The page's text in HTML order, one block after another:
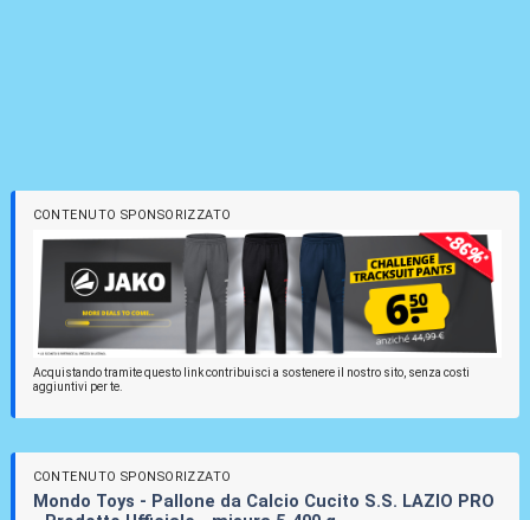
CONTENUTO SPONSORIZZATO
Acquistando tramite questo link contribuisci a sostenere il nostro sito, senza costi
aggiuntivi per te.
CONTENUTO SPONSORIZZATO
Mondo Toys - Pallone da Calcio Cucito S.S. LAZIO PRO